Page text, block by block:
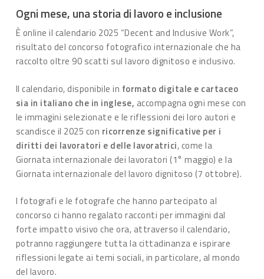
Ogni mese, una storia di lavoro e inclusione
È online il calendario 2025 “Decent and Inclusive Work”,
risultato del concorso fotografico internazionale che ha
raccolto oltre 90 scatti sul lavoro dignitoso e inclusivo.
Il calendario, disponibile in formato digitale e cartaceo
sia in italiano che in inglese, accompagna ogni mese con
le immagini selezionate e le riflessioni dei loro autori e
scandisce il 2025 con ricorrenze significative per i
diritti dei lavoratori e delle lavoratrici, come la
Giornata internazionale dei lavoratori (1° maggio) e la
Giornata internazionale del lavoro dignitoso (7 ottobre).
I fotografi e le fotografe che hanno partecipato al
concorso ci hanno regalato racconti per immagini dal
forte impatto visivo che ora, attraverso il calendario,
potranno raggiungere tutta la cittadinanza e ispirare
riflessioni legate ai temi sociali, in particolare, al mondo
del lavoro.